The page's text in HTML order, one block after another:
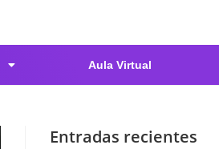
Aula Virtual
Entradas recientes